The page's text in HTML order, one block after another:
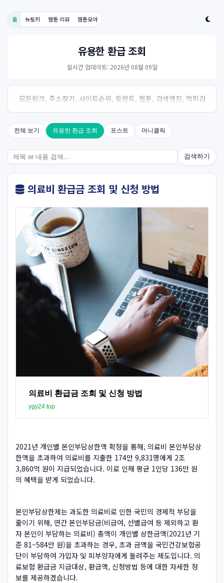
홈 뉴토끼 웹툰 리뷰 웹툰모아
유용한 환급 조회
실시간 업데이트: 2026년 08월 09일
모든링크, 주소찾기, 사이트순위, 토렌트, 웹툰, 검색엔진, 먹튀검
증, 스포츠, 드라마, 커뮤니티 링크사이트! 여기여
전체 보기 유용한 환급 조회 포스트 머니클릭
검색하기
의료비 환급금 조회 및 신청 방법
의료비 환급금 조회 및 신청 방법
ygy24.top
2021년 개인별 본인부담상한액 확정을 통해, 의료비 본인부담상
한액을 초과하여 의료비를 지출한 174만 9,831명에게 2조
3,860억 원이 지급되었습니다. 이로 인해 평균 1인당 136만 원
의 혜택을 받게 되었습니다.
본인부담상한제는 과도한 의료비로 인한 국민의 경제적 부담을
줄이기 위해, 연간 본인부담금(비급여, 선별급여 등 제외하고 환
자 본인이 부담하는 의료비) 총액이 개인별 상한금액(2021년 기
준 81~584만 원)을 초과하는 경우, 초과 금액을 국민건강보험공
단이 부담하여 가입자 및 피부양자에게 돌려주는 제도입니다. 의
료보험 환급금 지급대상, 환급액, 신청방법 등에 대한 자세한 정
보를 제공하겠습니다.